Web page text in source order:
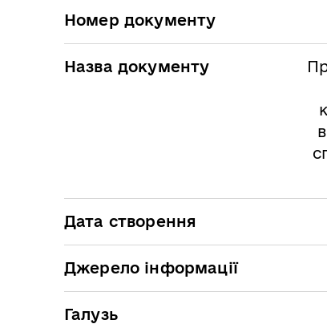
Номер документу
Назва документу
Дата створення
Джерело інформації
Галузь